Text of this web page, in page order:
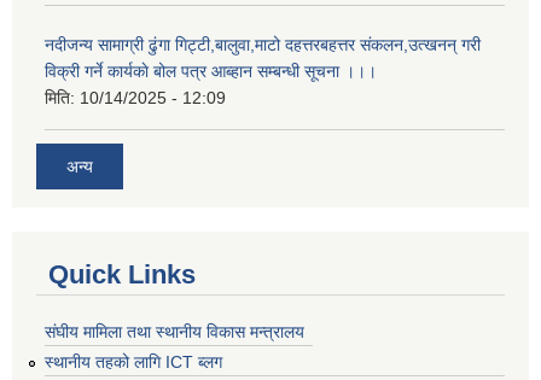
नदीजन्य सामाग्री ढुंगा गिट्टी,बालुवा,माटो दहत्तरबहत्तर संकलन,उत्खनन् गरी
विक्री गर्ने कार्यकाे बोल पत्र आब्हान सम्बन्धी सूचना ।।।
मिति: 10/14/2025 - 12:09
अन्य
Quick Links
संघीय मामिला तथा स्थानीय विकास मन्त्रालय
स्थानीय तहको लागि ICT ब्लग